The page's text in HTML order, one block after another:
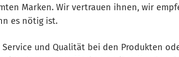
Marken. Wir vertrauen ihnen, wir
es nötig ist.
und Qualität bei den Produkten